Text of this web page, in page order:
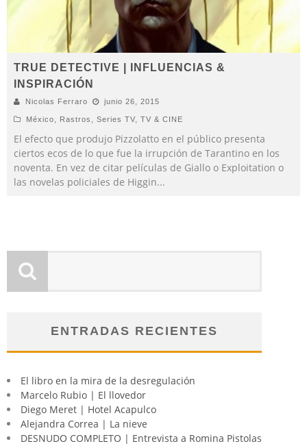
TRUE DETECTIVE | INFLUENCIAS &
INSPIRACIÓN
Nicolas Ferraro junio 26, 2015
México Rastros Series TV TV & CINE
El efecto que produjo Pizzolatto en el público presenta
ciertos ecos de lo que fue la irrupción de Tarantino en los
noventa. En vez de citar películas de Giallo o Exploitation o
las novelas policiales de Higgin...
ENTRADAS RECIENTES
El libro en la mira de la desregulación
Marcelo Rubio | El llovedor
Diego Meret | Hotel Acapulco
Alejandra Correa | La nieve
DESNUDO COMPLETO | Entrevista a Romina Pistolas